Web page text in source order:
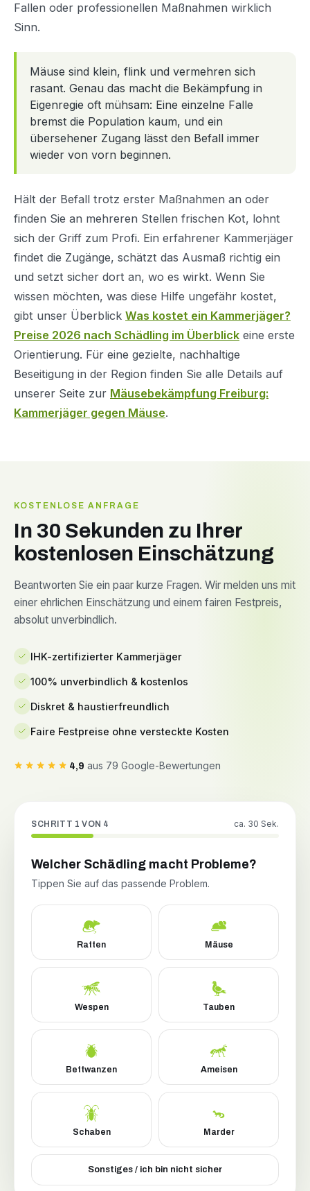
Fallen oder professionellen Maßnahmen wirklich
Sinn.
Mäuse sind klein, flink und vermehren sich
rasant. Genau das macht die Bekämpfung in
Eigenregie oft mühsam: Eine einzelne Falle
bremst die Population kaum, und ein
übersehener Zugang lässt den Befall immer
wieder von vorn beginnen.
Hält der Befall trotz erster Maßnahmen an oder
finden Sie an mehreren Stellen frischen Kot, lohnt
sich der Griff zum Profi. Ein erfahrener Kammerjäger
findet die Zugänge, schätzt das Ausmaß richtig ein
und setzt sicher dort an, wo es wirkt. Wenn Sie
wissen möchten, was diese Hilfe ungefähr kostet,
gibt unser Überblick Was kostet ein Kammerjäger?
Preise 2026 nach Schädling im Überblick eine erste
Orientierung. Für eine gezielte, nachhaltige
Beseitigung in der Region finden Sie alle Details auf
unserer Seite zur Mäusebekämpfung Freiburg:
Kammerjäger gegen Mäuse.
KOSTENLOSE ANFRAGE
In 30 Sekunden zu Ihrer
kostenlosen Einschätzung
Beantworten Sie ein paar kurze Fragen. Wir melden uns mit
einer ehrlichen Einschätzung und einem fairen Festpreis,
absolut unverbindlich.
IHK-zertifizierter Kammerjäger
100% unverbindlich & kostenlos
Diskret & haustierfreundlich
Faire Festpreise ohne versteckte Kosten
4,9 aus 79 Google-Bewertungen
SCHRITT 1 VON 4 ca. 30 Sek.
Welcher Schädling macht Probleme?
Tippen Sie auf das passende Problem.
Ratten Mäuse
Wespen Tauben
Bettwanzen Ameisen
Schaben Marder
Sonstiges / ich bin nicht sicher